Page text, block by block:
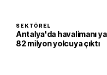
SEKTÖREL
Antalya'da havalimanı
82 milyon yolcuya çıktı